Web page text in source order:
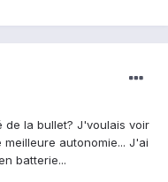
de la bullet? J'voulais voir
autonomie... J'ai
batterie...